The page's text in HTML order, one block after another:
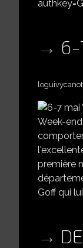
6-
Week-
première
Goff qui